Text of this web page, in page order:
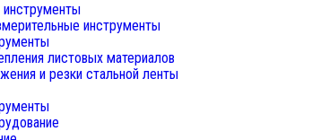
инструменты
листовых материалов
и резки стальной ленты